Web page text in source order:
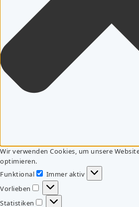
Wir verwenden Cookies, um unsere
optimieren.
Funktional
Funktional
Immer aktiv
Vorlieben
Vorlieben
Statistiken